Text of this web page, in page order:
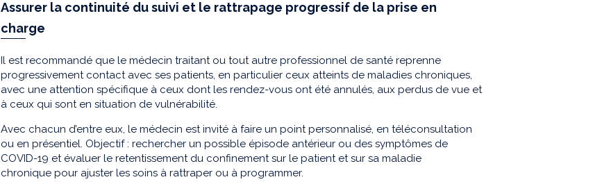
Assurer la continuité du suivi et le rattrapage progressif de la prise en
charge
Il est recommandé que le médecin traitant ou tout autre professionnel de santé reprenne
progressivement contact avec ses patients, en particulier ceux atteints de maladies chroniques,
avec une attention spécifique à ceux dont les rendez-vous ont été annulés, aux perdus de vue et
à ceux qui sont en situation de vulnérabilité.
Avec chacun d’entre eux, le médecin est invité à faire un point personnalisé, en téléconsultation
ou en présentiel. Objectif : rechercher un possible épisode antérieur ou des symptômes de
COVID-19 et évaluer le retentissement du confinement sur le patient et sur sa maladie
chronique pour ajuster les soins à rattraper ou à programmer.